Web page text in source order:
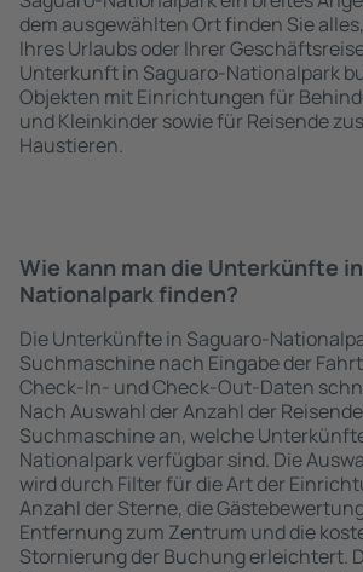
dem ausgewählten Ort finden Sie
Ihres Urlaubs oder Ihrer
Unterkunft in Saguaro-Nationalpark
Objekten mit Einrichtungen für
und Kleinkinder sowie für Reisende
Haustieren.
Wie kann man die Unterkünfte
Nationalpark finden?
Die Unterkünfte in Saguaro-
Suchmaschine nach Eingabe der
Check-In- und Check-Out-Daten
Nach Auswahl der Anzahl der
Suchmaschine an, welche
Nationalpark verfügbar sind. Die
wird durch Filter für die Art der
Anzahl der Sterne, die
Entfernung zum Zentrum und die
Stornierung der Buchung erleichtert.